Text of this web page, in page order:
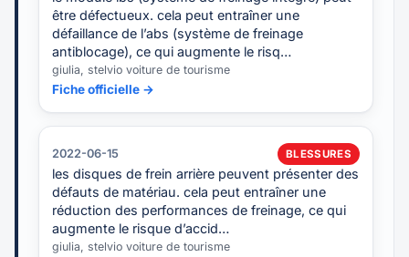
être défectueux. cela peut entraîner une
défaillance de l’abs (système de freinage
antiblocage), ce qui augmente le risq…
giulia, stelvio voiture de tourisme
Fiche officielle →
2022-06-15 BLESSURES
les disques de frein arrière peuvent présenter des
défauts de matériau. cela peut entraîner une
réduction des performances de freinage, ce qui
augmente le risque d’accid…
giulia, stelvio voiture de tourisme